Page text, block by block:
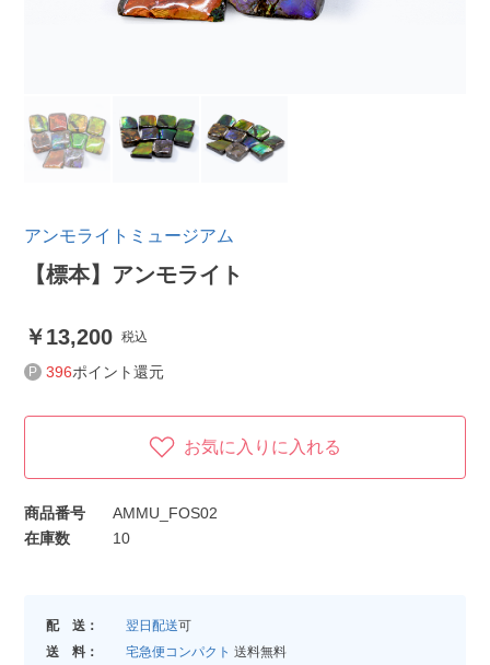
アンモライトミュージアム
【標本】アンモライト
13,200 税込
396ポイント還元
お気に入りに入れる
商品番号
AMMU_FOS02
在庫数
10
配 送： 翌日配送可
送 料：
宅急便コンパクト 送料無料